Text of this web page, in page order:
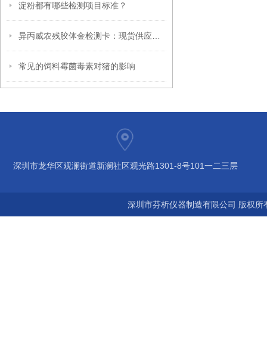
淀粉都有哪些检测项目标准？
常见的饲料霉菌毒素对猪的影响
深圳市龙华区观澜街道新澜社区观光路1301-8号101一二三层
深圳市芬析仪器制造有限公司 版权